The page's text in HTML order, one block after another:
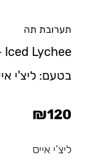
תערובת תה
Iced Lychee
בטעם: ליצ'י
₪120
ליצ’י אייס